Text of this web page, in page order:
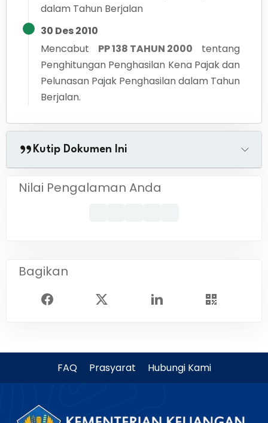
dalam Tahun Berjalan
30 Des 2010
Mencabut
PP 138 TAHUN 2000
tentang
Penghitungan Penghasilan Kena Pajak dan
Pelunasan Pajak Penghasilan dalam Tahun
Berjalan.
Kutip Dokumen Ini
Nilai Pengalaman Anda
Bagikan
FAQ Prasyarat Hubungi Kami